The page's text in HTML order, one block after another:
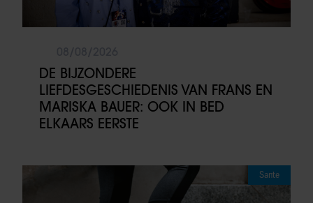
DE BIJZONDERE
LIEFDESGESCHIEDENIS VAN FRANS EN
MARISKA BAUER: OOK IN BED
ELKAARS EERSTE
Sante